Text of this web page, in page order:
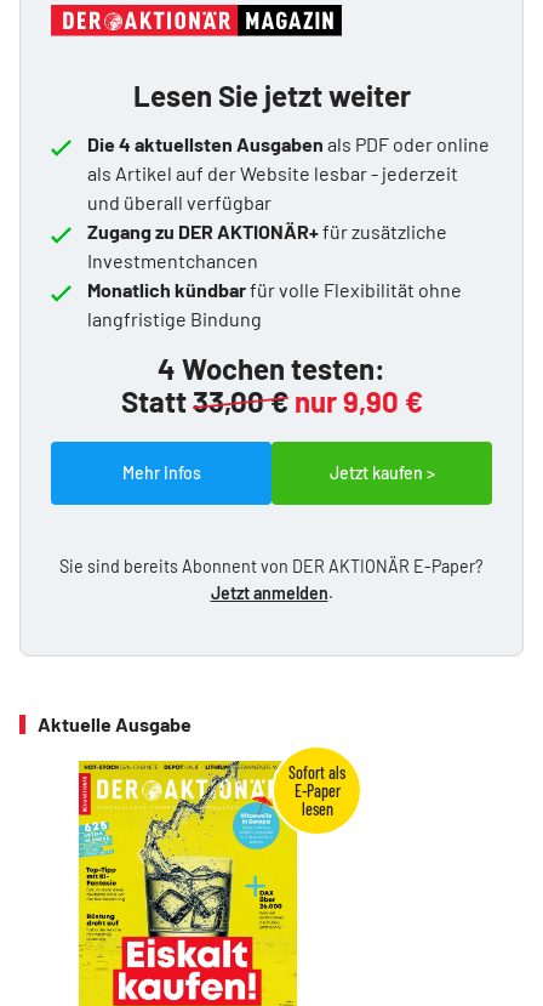
Lesen Sie jetzt weiter
Die 4 aktuellsten Ausgaben als PDF oder online
als Artikel auf der Website lesbar - jederzeit
und überall verfügbar
Zugang zu DER AKTIONÄR+für zusätzliche
Investmentchancen
Monatlich kündbarfür volle Flexibilität ohne
langfristige Bindung
4 Wochen testen:
Statt33,00 € nur 9,90 €
Mehr Infos Jetzt kaufen >
Sie sind bereits Abonnent von DER AKTIONÄR E-Paper?
Jetzt anmelden.
Aktuelle Ausgabe